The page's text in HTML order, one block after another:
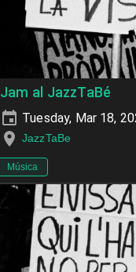
Jam al JazzTaBé
Tuesday, Mar 18,
JazzTaBe
Música